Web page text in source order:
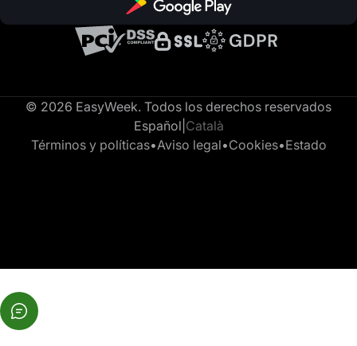
© 2026 EasyWeek. Todos los derechos reservados
Español Català
Términos y políticas•Aviso legal•Cookies•Estado